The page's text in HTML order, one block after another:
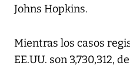
Johns Hopkins.
Mientras los casos
EE.UU. son 3,730,312,